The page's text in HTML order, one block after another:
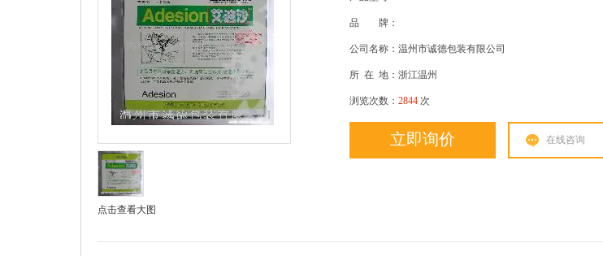
点击查看大图
品 牌：
公司名称：温州市诚德包装有限公司
所 在 地：浙江温州
浏览次数： 2844 次
立即询价 在线咨询